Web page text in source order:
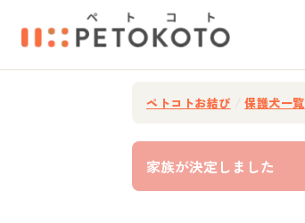
ペトコトお結び 保護犬一覧
家族が決定しました